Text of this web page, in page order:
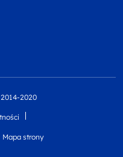
2020
Mapa strony